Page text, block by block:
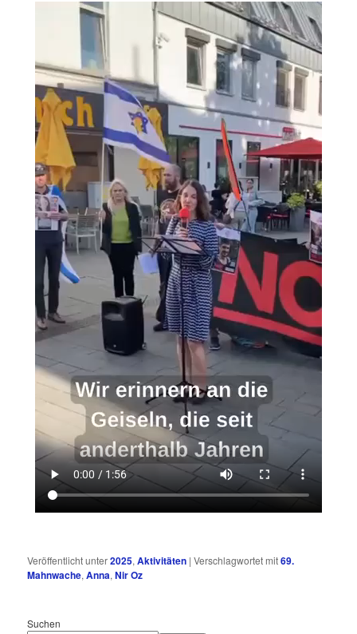
Veröffentlicht unter2025,Aktivitäten |Verschlagwortet mit69.
Mahnwache,Anna,Nir Oz
Suchen